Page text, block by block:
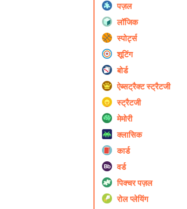
पज़ल
लॉजिक
स्पोर्ट्स
शूटिंग
बोर्ड
ऐब्सट्रैक्ट स्ट्रैटजी
स्ट्रैटजी
मेमोरी
क्लासिक
कार्ड
वर्ड
पिक्चर पज़ल
रोल प्ले‍यिंग